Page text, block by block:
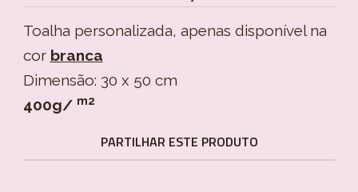
Toalha personalizada, apenas disponível na
cor branca
Dimensão: 30 x 50 cm
400g/ m2
PARTILHAR ESTE PRODUTO